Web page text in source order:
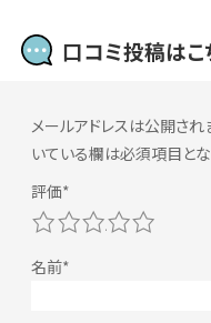
口コミ投稿はこ
メールアドレスは公開され
いている欄は必須項目とな
5
4
3
2